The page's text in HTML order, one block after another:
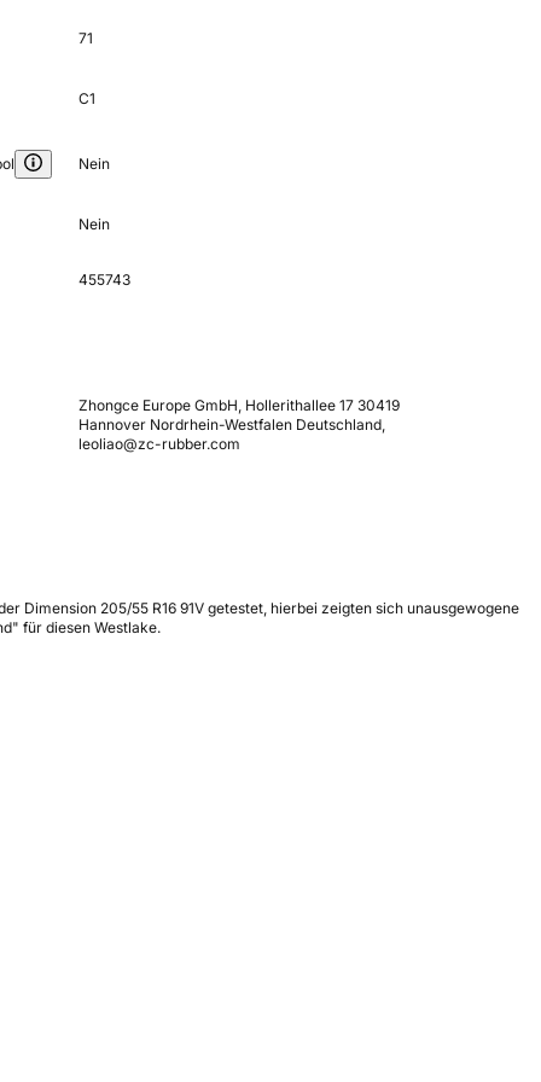
71
C1
Nein
Nein
455743
Zhongce Europe GmbH, Hollerithallee 17 30419
Hannover Nordrhein-Westfalen Deutschland,
leoliao@zc-rubber.com
Dimension 205/55 R16 91V getestet, hierbei zeigten sich unausgewogene
für diesen Westlake.